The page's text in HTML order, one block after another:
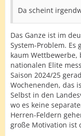
Da scheint
Das Ganze ist im
System-Problem.
kaum
nationalen Elite
Saison 2024/25
Wochenenden, das
Selbst in den
wo es keine
Herren-Feldern
große Motivation ist